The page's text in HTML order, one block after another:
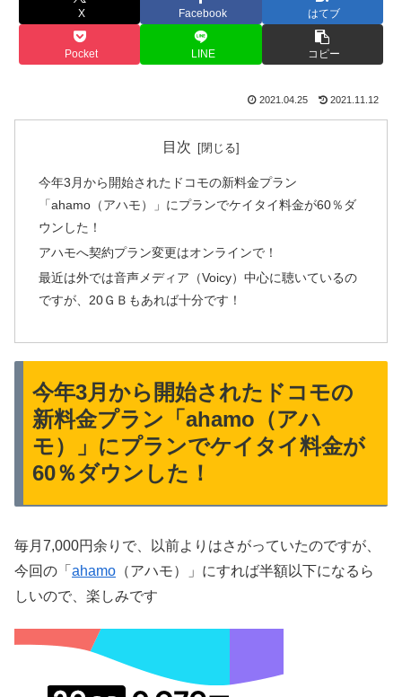
X Facebook はてブ
Pocket LINE コピー
2021.04.25 2021.11.12
目次
今年3月から開始されたドコモの新料金プラン
「ahamo（アハモ）」にプランでケイタイ料金が60％ダ
ウンした！
アハモへ契約プラン変更はオンラインで！
最近は外では音声メディア（Voicy）中心に聴いているの
ですが、20ＧＢもあれば十分です！
今年3月から開始されたドコモの
新料金プラン「ahamo（アハ
モ）」にプランでケイタイ料金が
60％ダウンした！
毎月7,000円余りで、以前よりはさがっていたのですが、
今回の「 ahamo （アハモ）」にすれば半額以下になるら
しいので、楽しみです